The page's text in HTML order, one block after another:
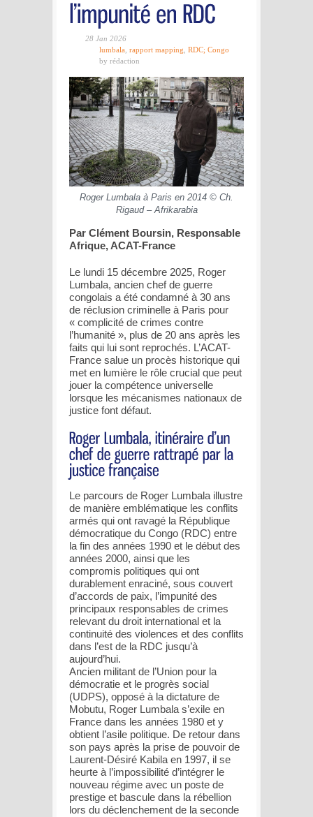
28 Jan 2026
lumbala rapport mapping RDC; Congo
by rédaction
Roger Lumbala à Paris en 2014 © Ch.
Rigaud – Afrikarabia
Par Clément Boursin, Responsable
Afrique, ACAT-France
Le lundi 15 décembre 2025, Roger
Lumbala, ancien chef de guerre
congolais a été condamné à 30 ans
de réclusion criminelle à Paris pour
« complicité de crimes contre
l’humanité », plus de 20 ans après les
faits qui lui sont reprochés. L’ACAT-
France salue un procès historique qui
met en lumière le rôle crucial que peut
jouer la compétence universelle
lorsque les mécanismes nationaux de
justice font défaut.
Le parcours de Roger Lumbala illustre
de manière emblématique les conflits
armés qui ont ravagé la République
démocratique du Congo (RDC) entre
la fin des années 1990 et le début des
années 2000, ainsi que les
compromis politiques qui ont
durablement enraciné, sous couvert
d’accords de paix, l’impunité des
principaux responsables de crimes
relevant du droit international et la
continuité des violences et des conflits
dans l’est de la RDC jusqu’à
aujourd’hui.
Ancien militant de l’Union pour la
démocratie et le progrès social
(UDPS), opposé à la dictature de
Mobutu, Roger Lumbala s’exile en
France dans les années 1980 et y
obtient l’asile politique. De retour dans
son pays après la prise de pouvoir de
Laurent-Désiré Kabila en 1997, il se
heurte à l’impossibilité d’intégrer le
nouveau régime avec un poste de
prestige et bascule dans la rébellion
lors du déclenchement de la seconde